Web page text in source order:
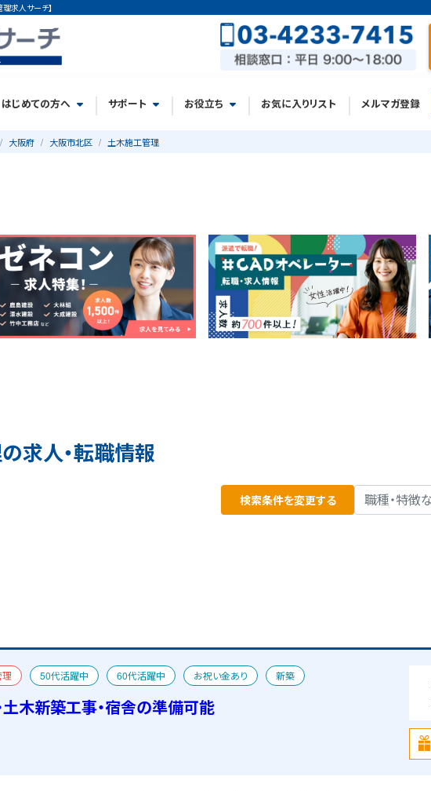
求人サーチ】
はじめての方へ サポート お役立ち お気に入りリスト メルマガ登録
大阪府 大阪市北区 土木施工管理
求人・転職情報
検索条件を変更する
理 50代活躍中 60代活躍中 お祝い金あり
新築
木新築工事・宿舎の準備可能